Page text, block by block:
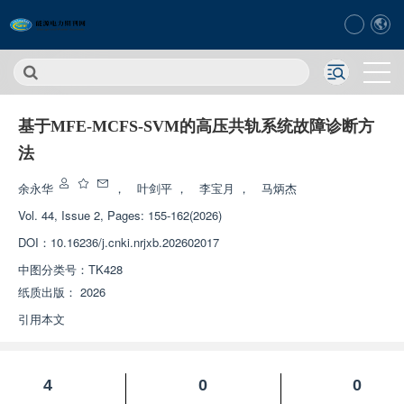
基于MFE-MCFS-SVM的高压共轨系统故障诊断方
法
余永华 ， 叶剑平 ， 李宝月 ，
马炳杰
Vol. 44, Issue 2, Pages: 155-162(2026)
DOI： 10.16236/j.cnki.nrjxb.202602017
中图分类号： TK428
纸质出版： 2026
引用本文
4
0
0